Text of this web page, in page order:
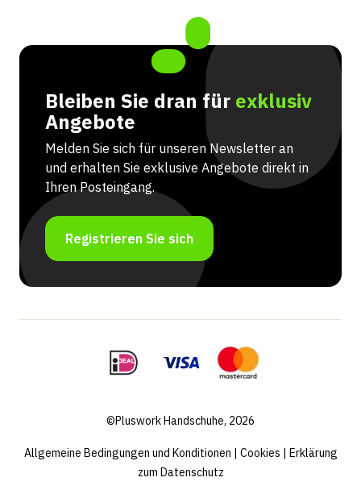
Bleiben Sie dran für exklusiv
Angebote
Melden Sie sich für unseren Newsletter an
und erhalten Sie exklusive Angebote direkt in
Ihren Posteingang.
Registrieren Sie sich
©Pluswork Handschuhe, 2026
Allgemeine Bedingungen und Konditionen | Cookies | Erklärung
zum Datenschutz